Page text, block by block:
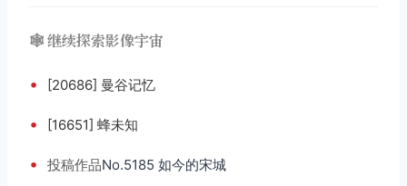
🕸️ 继续探索影像宇宙
• [20686] 曼谷记忆
• [16651] 蜂未知
• 投稿作品No.5185 如今的宋城